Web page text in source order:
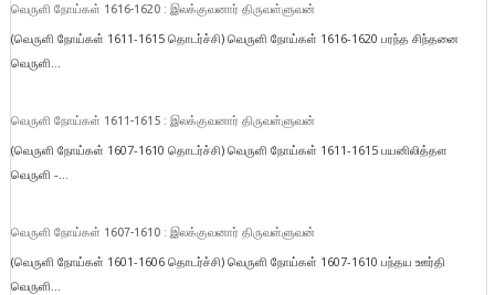
வெருளி நோய்கள் 1616-1620 : இலக்குவனார் திருவள்ளுவன்
(வெருளி நோய்கள் 1611-1615 தொடர்ச்சி) வெருளி நோய்கள் 1616-1620 பரந்த சிந்தனை
வெருளி...
வெருளி நோய்கள் 1611-1615 : இலக்குவனார் திருவள்ளுவன்
(வெருளி நோய்கள் 1607-1610 தொடர்ச்சி) வெருளி நோய்கள் 1611-1615 பயனிலித்தள
வெருளி -...
வெருளி நோய்கள் 1607-1610 : இலக்குவனார் திருவள்ளுவன்
(வெருளி நோய்கள் 1601-1606 தொடர்ச்சி) வெருளி நோய்கள் 1607-1610 பந்தய ஊர்தி
வெருளி...